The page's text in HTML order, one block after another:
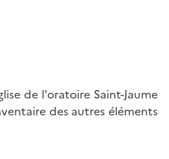
de l'oratoire Saint-Jaume
des autres éléments